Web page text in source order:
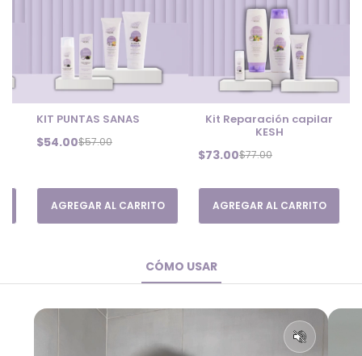
KIT PUNTAS SANAS
$54.00$57.00
AGREGAR AL CARRITO
Kit Reparación capilar
KESH
$73.00$77.00
AGREGAR AL CARRITO
CÓMO USAR